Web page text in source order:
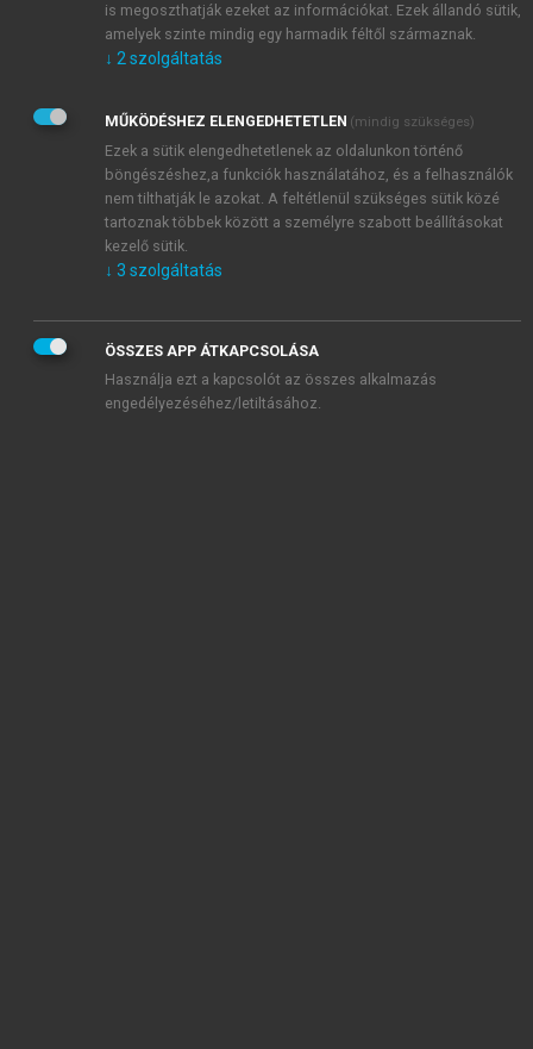
Kérek értesítést a MeRSZ újdonságairól, akcióiról.
Kérek értesítést az Akadémiai Kiadó Zrt. újdonságairól,
Adatkezelési tájékoztatóbanfoglaltakat tudomásul
veszem és elfogadom.
Általános vásárlási feltételeket, valamint a szotar.netés a
mersz.huoldalak licencszerződéseiben foglaltakat
tudomásul veszem és elfogadom.
KIPRÓBÁLOM
is megoszthatják ezeket az információkat. Ezek állandó sütik,
amelyek szinte mindig egy harmadik féltől származnak.
↓ 2 szolgáltatás
MŰKÖDÉSHEZ ELENGEDHETETLEN (mindig szükséges)
Ezek a sütik elengedhetetlenek az oldalunkon történő
böngészéshez,a funkciók használatához, és a felhasználók
nem tilthatják le azokat. A feltétlenül szükséges sütik közé
tartoznak többek között a személyre szabott beállításokat
kezelő sütik.
↓ 3 szolgáltatás
ÖSSZES APP ÁTKAPCSOLÁSA
Használja ezt a kapcsolót az összes alkalmazás
engedélyezéséhez/letiltásához.